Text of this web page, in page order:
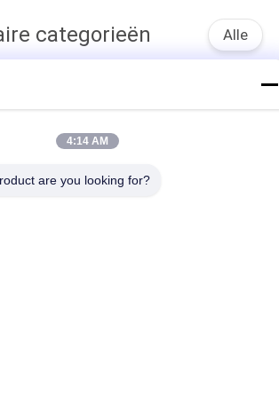
categorieën Alle
Siemens Vdo-
Common Rail
4:14 AM
are you looking for?